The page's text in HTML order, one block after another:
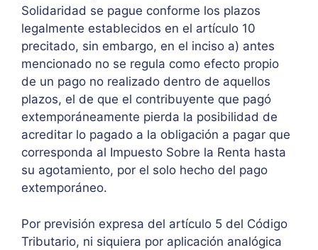
Solidaridad se pague conforme los plazos
legalmente establecidos en el artículo 10
precitado, sin embargo, en el inciso a) antes
mencionado no se regula como efecto propio
de un pago no realizado dentro de aquellos
plazos, el de que el contribuyente que pagó
extemporáneamente pierda la posibilidad de
acreditar lo pagado a la obligación a pagar que
corresponda al Impuesto Sobre la Renta hasta
su agotamiento, por el solo hecho del pago
extemporáneo.
Por previsión expresa del artículo 5 del Código
Tributario, ni siquiera por aplicación analógica